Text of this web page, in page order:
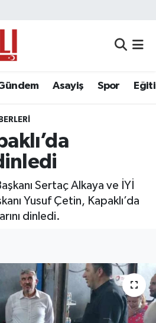
Asayiş Spor
Sertaç Alkaya ve İYİ
Yusuf Çetin, Kapaklı’da
dinledi.
Eczaneler
Vakitleri
Haritası
ve Fikstür